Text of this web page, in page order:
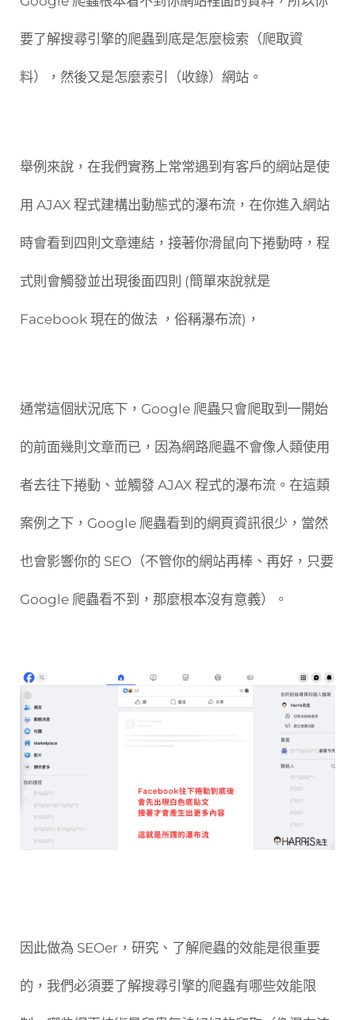
要了解搜尋引擎的爬蟲到底是怎麼檢索（爬取資
料），然後又是怎麼索引（收錄）網站。
舉例來說，在我們實務上常常遇到有客戶的網站是使
用 AJAX 程式建構出動態式的瀑布流，在你進入網站
時會看到四則文章連結，接著你滑鼠向下捲動時，程
式則會觸發並出現後面四則 (簡單來說就是
Facebook 現在的做法 ，俗稱瀑布流)，
通常這個狀況底下，Google 爬蟲只會爬取到一開始
的前面幾則文章而已，因為網路爬蟲不會像人類使用
者去往下捲動、並觸發 AJAX 程式的瀑布流。在這類
案例之下，Google 爬蟲看到的網頁資訊很少，當然
也會影響你的 SEO（不管你的網站再棒、再好，只要
Google 爬蟲看不到，那麼根本沒有意義）。
因此做為 SEOer，研究、了解爬蟲的效能是很重要
的，我們必須要了解搜尋引擎的爬蟲有哪些效能限